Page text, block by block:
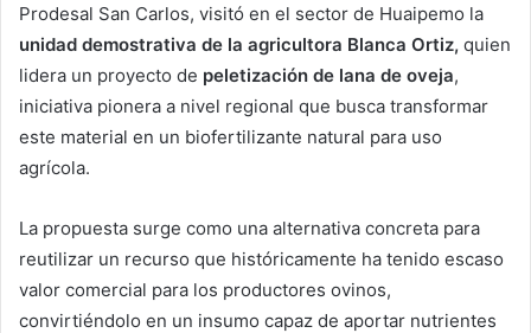
Prodesal San Carlos, visitó en el sector de Huaipemo la
unidad demostrativa de la agricultora Blanca Ortiz, quien
lidera un proyecto de peletización de lana de oveja,
iniciativa pionera a nivel regional que busca transformar
este material en un biofertilizante natural para uso
agrícola.
La propuesta surge como una alternativa concreta para
reutilizar un recurso que históricamente ha tenido escaso
valor comercial para los productores ovinos,
convirtiéndolo en un insumo capaz de aportar nutrientes